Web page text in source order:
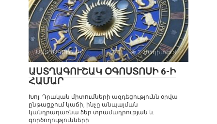
ԱՍՏՂԱԳՈՒՇԱԿ 0 2 305դիտում
ԱՍՏՂԱԳՈՒՇԱԿ ՕԳՈՍՏՈՍԻ 6-Ի
ՀԱՄԱՐ
Խոյ: Դրական միտումների ազդեցությունն օրվա
ընթացքում կաճի, ինչը անպայման
կանդրադառնա ձեր տրամադրության և
գործողությունների